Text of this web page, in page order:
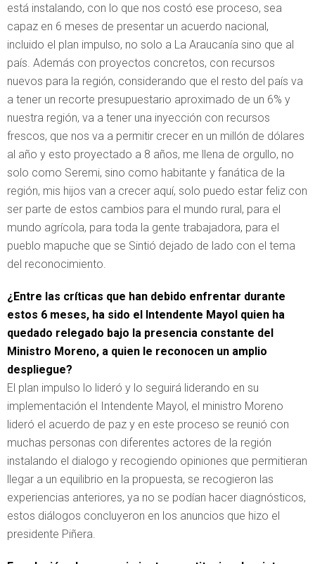
está instalando, con lo que nos costó ese proceso, sea
capaz en 6 meses de presentar un acuerdo nacional,
incluido el plan impulso, no solo a La Araucanía sino que al
país. Además con proyectos concretos, con recursos
nuevos para la región, considerando que el resto del país va
a tener un recorte presupuestario aproximado de un 6% y
nuestra región, va a tener una inyección con recursos
frescos, que nos va a permitir crecer en un millón de dólares
al año y esto proyectado a 8 años, me llena de orgullo, no
solo como Seremi, sino como habitante y fanática de la
región, mis hijos van a crecer aquí, solo puedo estar feliz con
ser parte de estos cambios para el mundo rural, para el
mundo agrícola, para toda la gente trabajadora, para el
pueblo mapuche que se Sintió dejado de lado con el tema
del reconocimiento.
¿Entre las críticas que han debido enfrentar durante
estos 6 meses, ha sido el Intendente Mayol quien ha
quedado relegado bajo la presencia constante del
Ministro Moreno, a quien le reconocen un amplio
despliegue?
El plan impulso lo lideró y lo seguirá liderando en su
implementación el Intendente Mayol, el ministro Moreno
lideró el acuerdo de paz y en este proceso se reunió con
muchas personas con diferentes actores de la región
instalando el dialogo y recogiendo opiniones que permitieran
llegar a un equilibrio en la propuesta, se recogieron las
experiencias anteriores, ya no se podían hacer diagnósticos,
estos diálogos concluyeron en los anuncios que hizo el
presidente Piñera.